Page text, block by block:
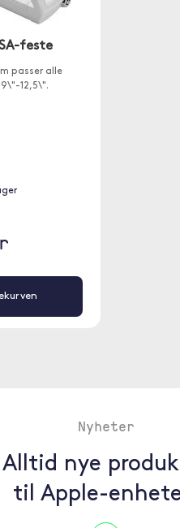
feste
passer alle
12,5\".
Nyheter
Alltid nye
til Apple-